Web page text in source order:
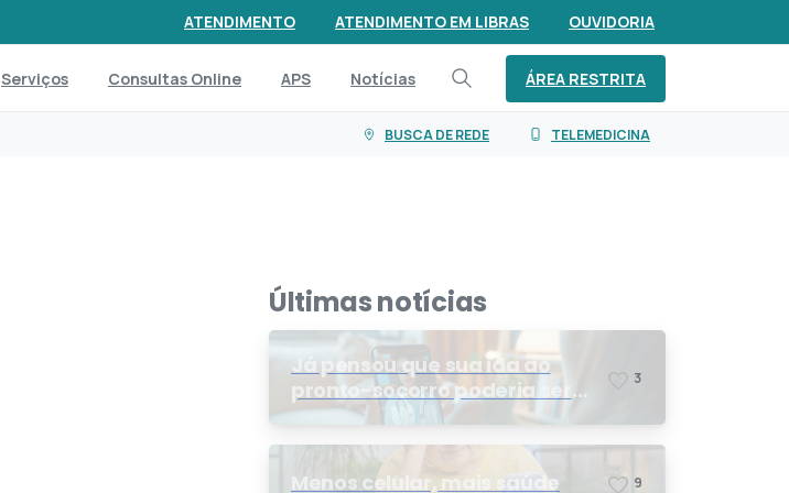
ATENDIMENTO ATENDIMENTO EM LIBRAS OUVIDORIA
Serviços Consultas Online APS Notícias ÁREA RESTRITA
BUSCA DE REDE TELEMEDICINA
Últimas notícias
Já pensou que sua ida ao
pronto-socorro poderia ser
resolvida por telemedicina?
3
Menos celular, mais saúde 9